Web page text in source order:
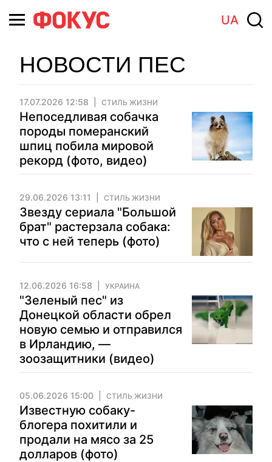
UA
НОВОСТИ ПЕС
17.07.2026 12:58 СТИЛЬ ЖИЗНИ
Непоседливая собачка
породы померанский
шпиц побила мировой
рекорд (фото, видео)
29.06.2026 13:11 СТИЛЬ ЖИЗНИ
Звезду сериала "Большой
брат" растерзала собака:
что с ней теперь (фото)
12.06.2026 16:58 УКРАИНА
"Зеленый пес" из
Донецкой области обрел
новую семью и отправился
в Ирландию, —
зоозащитники (видео)
05.06.2026 15:00 СТИЛЬ ЖИЗНИ
Известную собаку-
блогера похитили и
продали на мясо за 25
долларов (фото)